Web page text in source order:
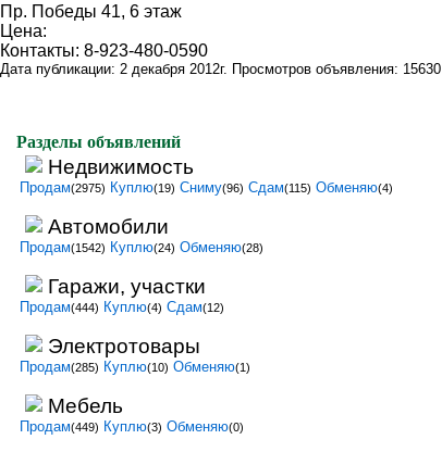
Пр. Победы 41, 6 этаж
Цена:
Контакты: 8-923-480-0590
Дата публикации: 2 декабря 2012г. Просмотров объявления: 15630
Разделы объявлений
Недвижимость
Продам(2975) Куплю(19) Сниму(96) Сдам(115) Обменяю(4)
Автомобили
Продам(1542) Куплю(24) Обменяю(28)
Гаражи, участки
Продам(444) Куплю(4) Сдам(12)
Электротовары
Продам(285) Куплю(10) Обменяю(1)
Мебель
Продам(449) Куплю(3) Обменяю(0)